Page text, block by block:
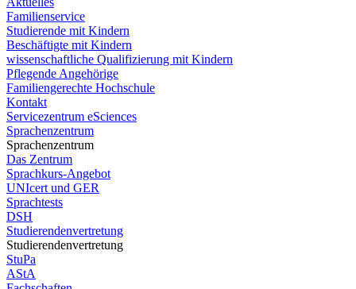
Familienservice
Studierende mit Kindern
Beschäftigte mit Kindern
wissenschaftliche Qualifizierung mit Kindern
Pflegende Angehörige
Familiengerechte Hochschule
Kontakt
Servicezentrum eSciences
Sprachenzentrum
Sprachenzentrum
Das Zentrum
Sprachkurs-Angebot
UNIcert und GER
Sprachtests
DSH
Studierendenvertretung
Studierendenvertretung
StuPa
AStA